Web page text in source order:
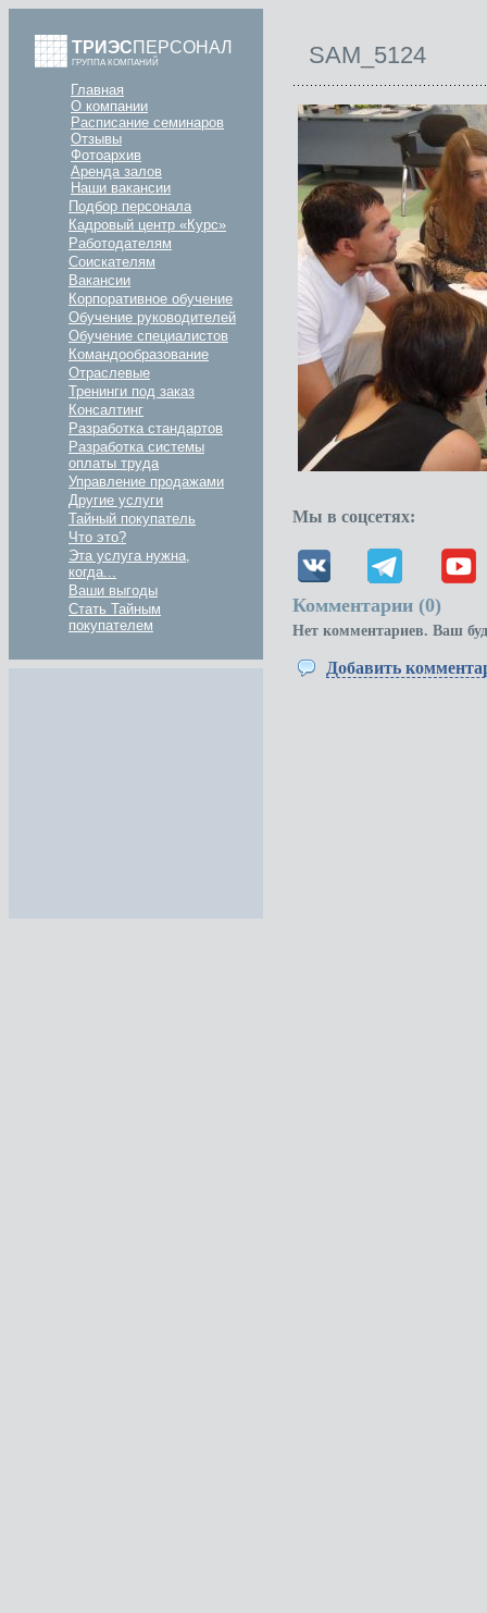
ТРИЭСПЕРСОНАЛ
ГРУППА КОМПАНИЙ
Главная
О компании
Расписание семинаров
Отзывы
Фотоархив
Аренда залов
Наши вакансии
Подбор персонала
Кадровый центр «Курс»
Работодателям
Соискателям
Вакансии
Корпоративное обучение
Обучение руководителей
Обучение специалистов
Командообразование
Отраслевые
Тренинги под заказ
Консалтинг
Разработка стандартов
Разработка системы
оплаты труда
Управление продажами
Другие услуги
Тайный покупатель
Что это?
Эта услуга нужна,
когда...
Ваши выгоды
Стать Тайным
покупателем
SAM_5124
Мы в соцсетях:
Комментарии (0)
Нет комментариев. Ваш
Добавить